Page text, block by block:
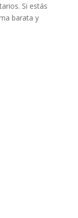
Si estás
barata y